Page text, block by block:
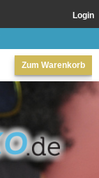
Login
Zum Warenkorb